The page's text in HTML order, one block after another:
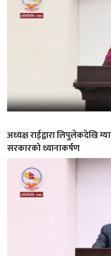
अध्यक्ष राईद्वारा लिपुलेकदेखि
सरकारको ध्यानाकर्षण